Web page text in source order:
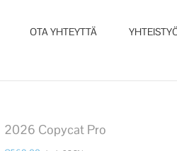
OTA YHTEYTTÄ
2026 Copycat Pro